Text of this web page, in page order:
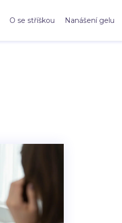
O se stříškou Nanášení gelu